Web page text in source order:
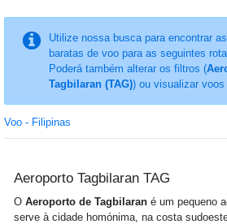
Utilize nossa busca para encontrar
baratas de voo para as seguintes
Poderá também alterar os filtros (
Tagbilaran (TAG)) ou visualizar
Voo - Filipinas
Aeroporto Tagbilaran TAG
O Aeroporto de Tagbilaran é um pequeno
serve à cidade homónima, na costa